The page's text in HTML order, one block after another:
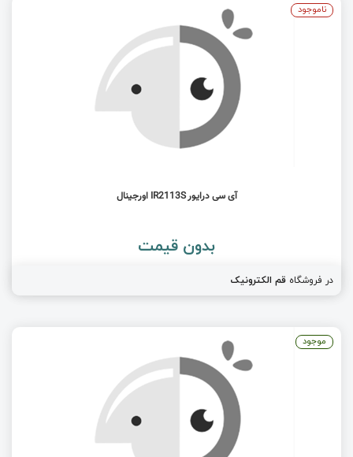
آی سی درایور IR2113S اورجینال
بدون قیمت
در فروشگاه قم الکترونیک
ناموجود
موجود